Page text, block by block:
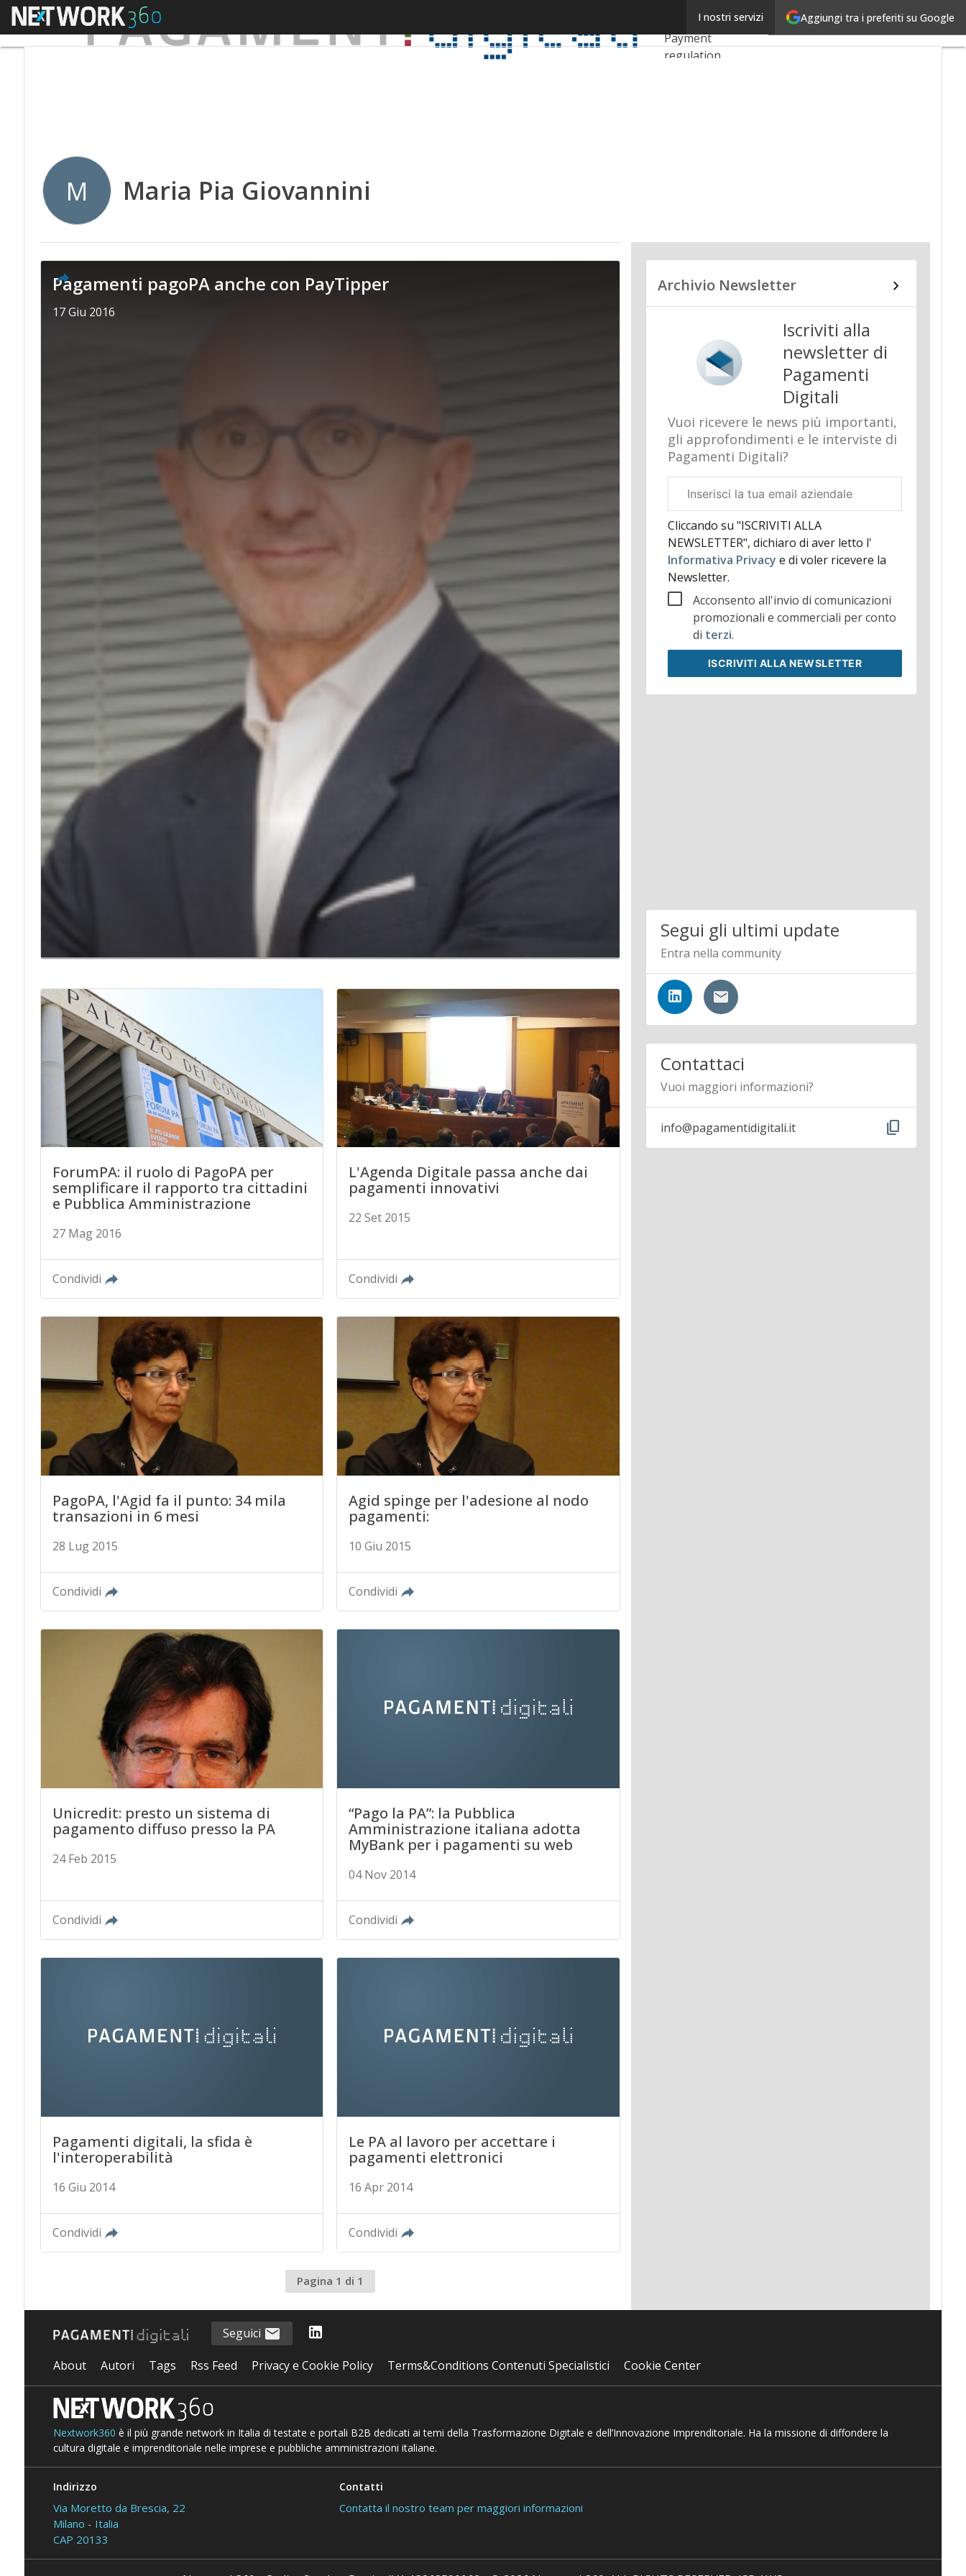
Aggiungi tra i preferiti su Google
I nostri servizi
Menu
Ultimi articoli
Payment
regulation
M Maria Pia Giovannini
Pagamenti pagoPA anche con PayTipper
17 Giu 2016
ForumPA: il ruolo di PagoPA per
semplificare il rapporto tra cittadini
e Pubblica Amministrazione
27 Mag 2016
Condividi
L'Agenda Digitale passa anche dai
pagamenti innovativi
22 Set 2015
Condividi
PagoPA, l'Agid fa il punto: 34 mila
transazioni in 6 mesi
28 Lug 2015
Condividi
Agid spinge per l'adesione al nodo
pagamenti:
10 Giu 2015
Condividi
Unicredit: presto un sistema di
pagamento diffuso presso la PA
24 Feb 2015
Condividi
“Pago la PA”: la Pubblica
Amministrazione italiana adotta
MyBank per i pagamenti su web
04 Nov 2014
Condividi
Pagamenti digitali, la sfida è
l'interoperabilità
16 Giu 2014
Condividi
Le PA al lavoro per accettare i
pagamenti elettronici
16 Apr 2014
Condividi
Pagina 1 di 1
Archivio Newsletter
Iscriviti alla
newsletter di
Pagamenti
Digitali
Vuoi ricevere le news più importanti,
gli approfondimenti e le interviste di
Pagamenti Digitali?
aziendale
Cliccando su "ISCRIVITI ALLA
NEWSLETTER", dichiaro di aver letto l'
Informativa Privacy e di voler ricevere la
Newsletter.
Acconsento all'invio di comunicazioni
promozionali e commerciali per conto
di terzi.
ISCRIVITI ALLA NEWSLETTER
Segui gli ultimi update
Entra nella community
Contattaci
Vuoi maggiori informazioni?
info@pagamentidigitali.it content_copy
Seguici
About Autori Tags Rss Feed Privacy e Cookie Policy Terms&Conditions Contenuti Specialistici Cookie Center
Nextwork360 è il più grande network in Italia di testate e portali B2B dedicati ai temi della Trasformazione Digitale e dell’Innovazione Imprenditoriale. Ha la missione di diffondere la
cultura digitale e imprenditoriale nelle imprese e pubbliche amministrazioni italiane.
Indirizzo
Via Moretto da Brescia, 22
Milano - Italia
CAP 20133
Contatti
Contatta il nostro team per maggiori informazioni